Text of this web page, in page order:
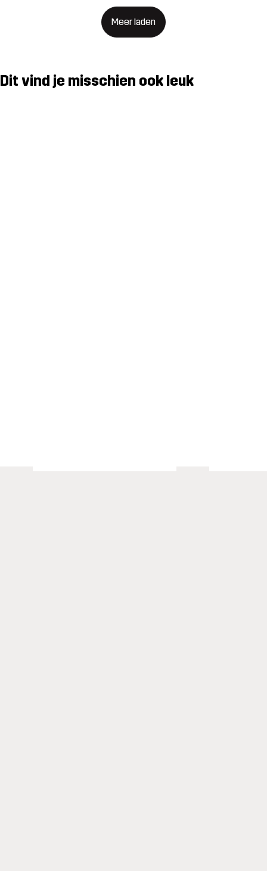
Meer laden
Dit vind je misschien ook leuk